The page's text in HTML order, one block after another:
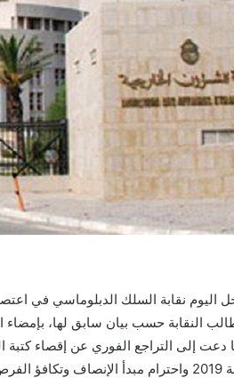
اليوم نقابة السلك الدبلوماسي في
النقابة حسب بيان سابق لها،
دعت إلى التراجع الفوري عن إقصاء كتبة
جميع الرتب